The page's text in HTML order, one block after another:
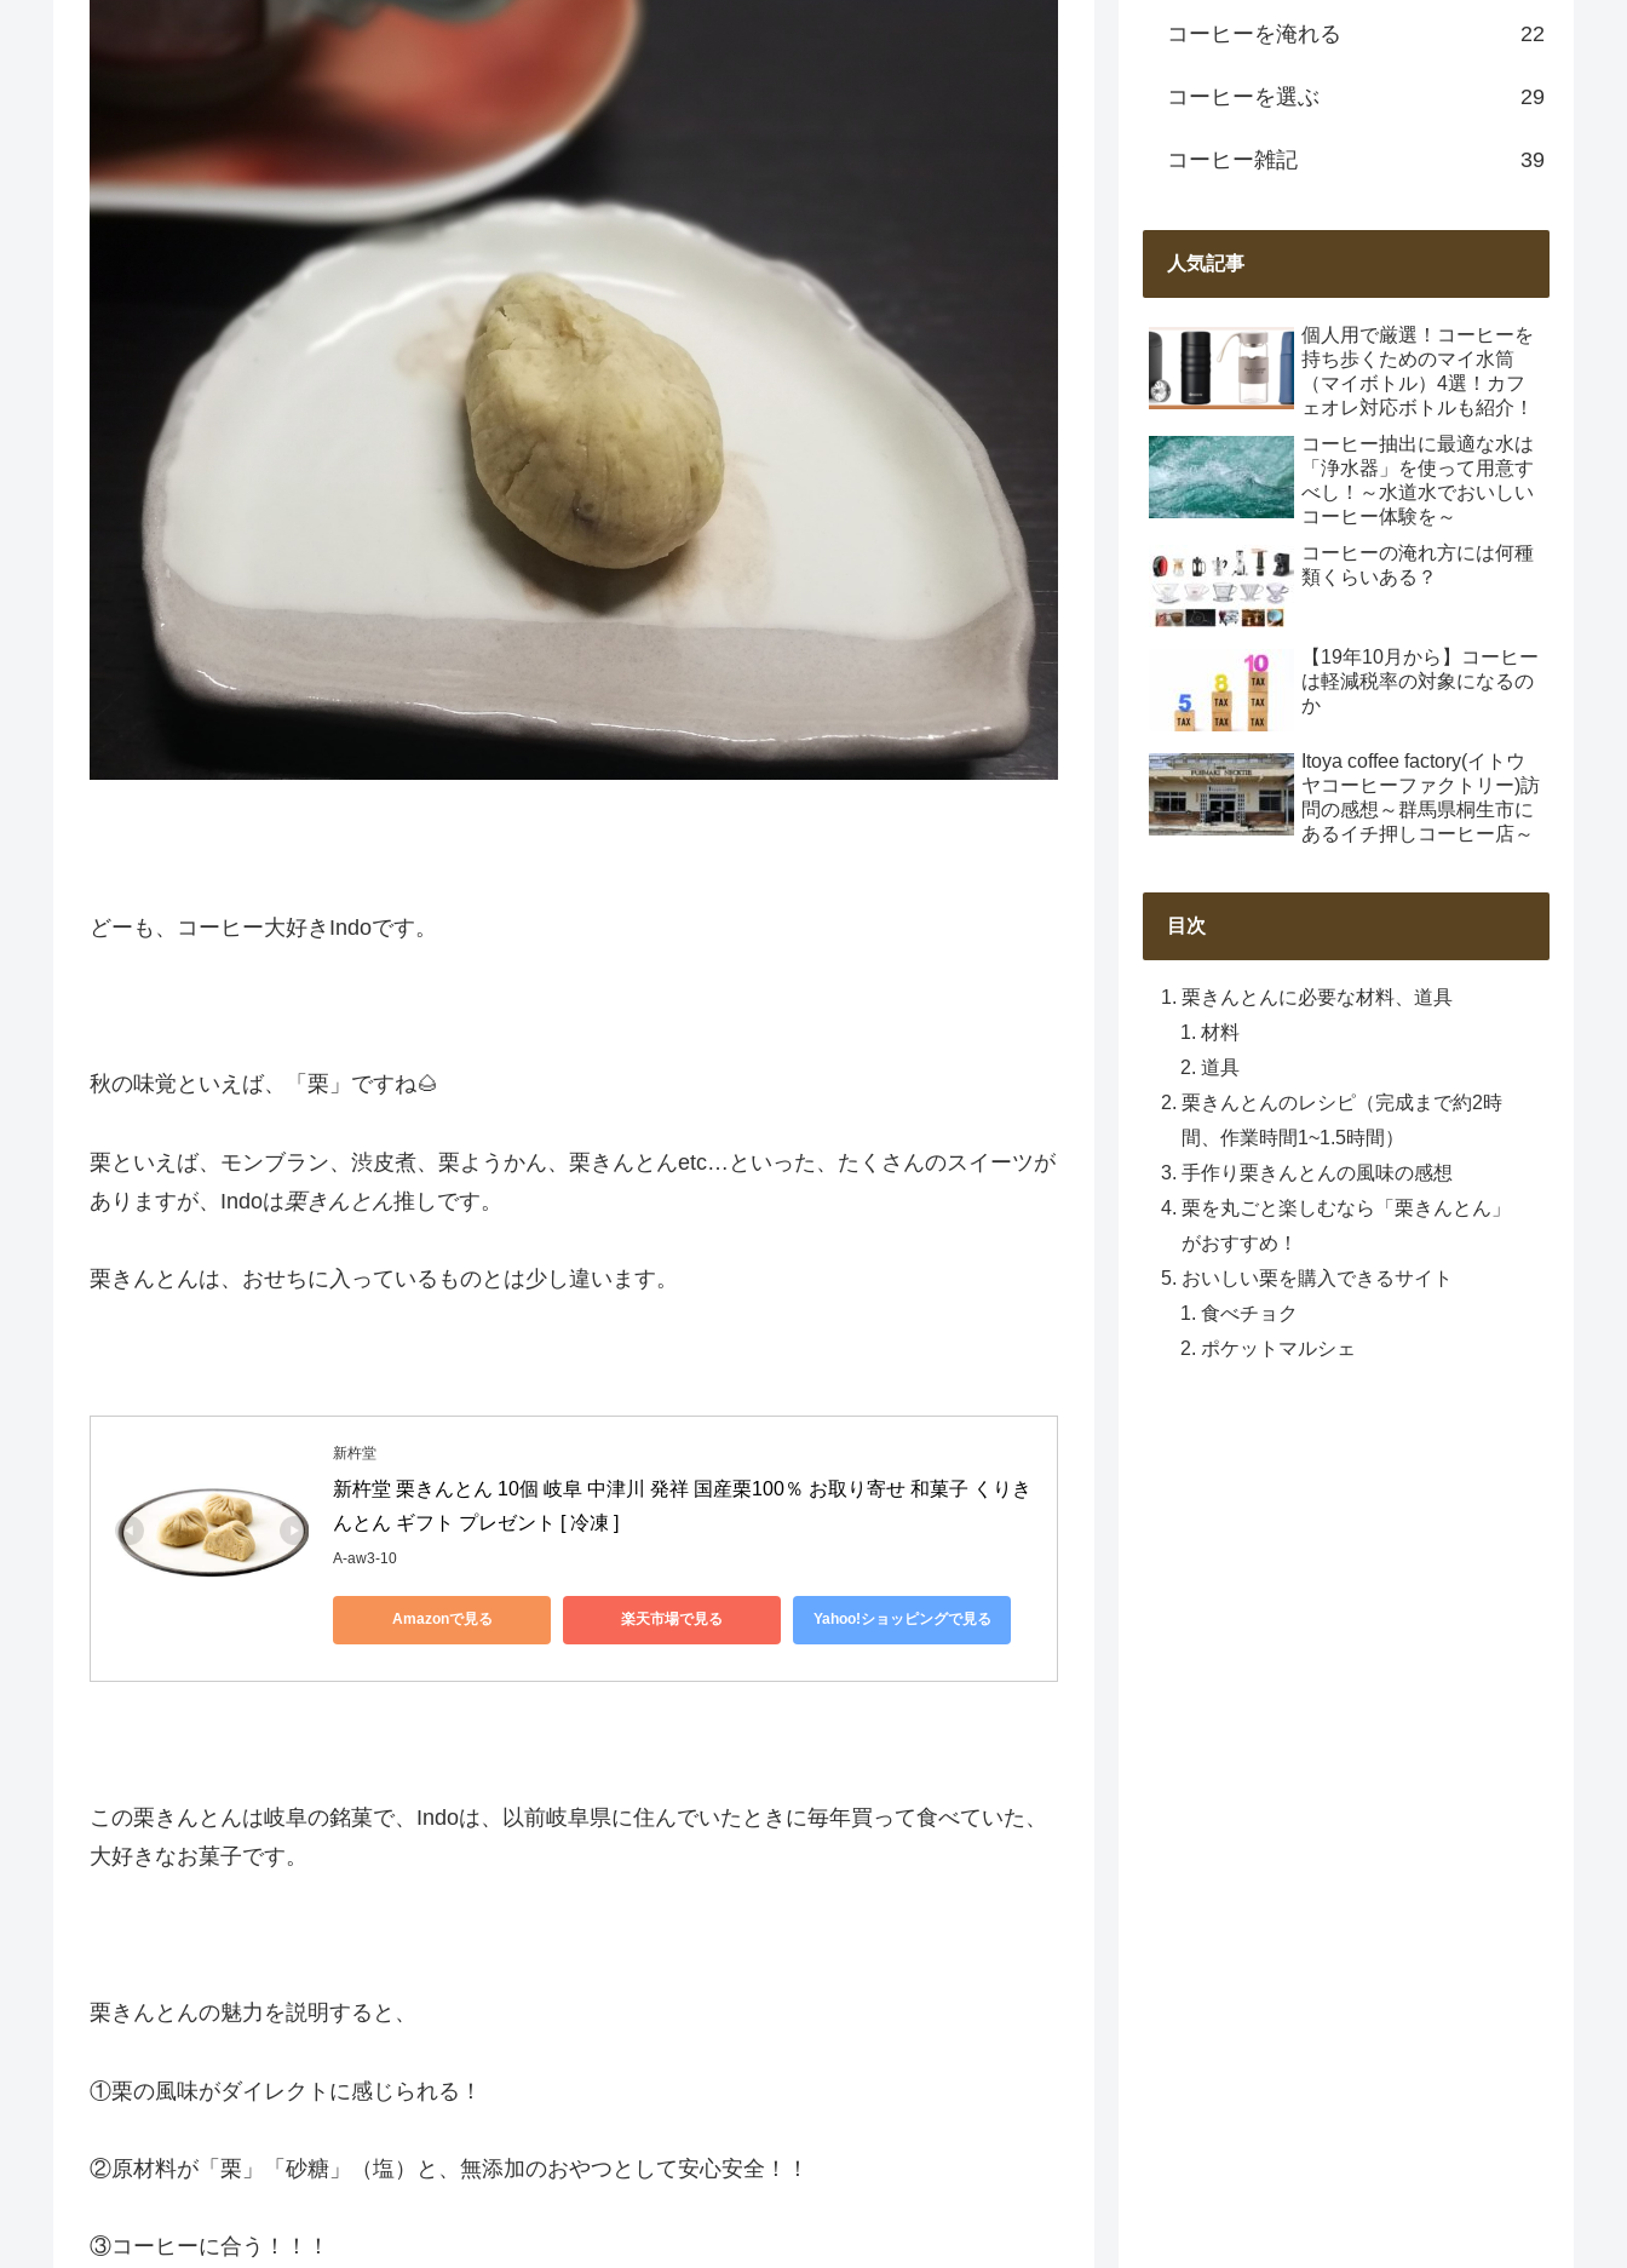
どーも、コーヒー大好きIndoです。
秋の味覚といえば、「栗」ですね🌰
栗といえば、モンブラン、渋皮煮、栗ようかん、栗きんとんetc…といった、たくさんのスイーツが
ありますが、Indoは栗きんとん推しです。
栗きんとんは、おせちに入っているものとは少し違います。
新杵堂
新杵堂 栗きんとん 10個 岐阜 中津川 発祥 国産栗100％ お取り寄せ 和菓子 くりき
んとん ギフト プレゼント [ 冷凍 ]
A-aw3-10
Amazonで見る 楽天市場で見る Yahoo!ショッピングで見る
この栗きんとんは岐阜の銘菓で、Indoは、以前岐阜県に住んでいたときに毎年買って食べていた、
大好きなお菓子です。
栗きんとんの魅力を説明すると、
①栗の風味がダイレクトに感じられる！
②原材料が「栗」「砂糖」（塩）と、無添加のおやつとして安心安全！！
③コーヒーに合う！！！
コーヒーを淹れる 22
コーヒーを選ぶ 29
コーヒー雑記 39
人気記事
個人用で厳選！コーヒーを
持ち歩くためのマイ水筒
（マイボトル）4選！カフ
ェオレ対応ボトルも紹介！
コーヒー抽出に最適な水は
「浄水器」を使って用意す
べし！～水道水でおいしい
コーヒー体験を～
コーヒーの淹れ方には何種
類くらいある？
【19年10月から】コーヒー
は軽減税率の対象になるの
か
Itoya coffee factory(イトウ
ヤコーヒーファクトリー)訪
問の感想～群馬県桐生市に
あるイチ押しコーヒー店～
目次
栗きんとんに必要な材料、道具
材料
道具
栗きんとんのレシピ（完成まで約2時
間、作業時間1~1.5時間）
手作り栗きんとんの風味の感想
栗を丸ごと楽しむなら「栗きんとん」
がおすすめ！
おいしい栗を購入できるサイト
食べチョク
ポケットマルシェ